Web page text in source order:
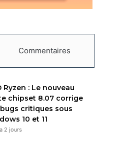
Commentaires
Ryzen : Le nouveau
chipset 8.07 corrige
critiques sous
10 et 11
2 jours